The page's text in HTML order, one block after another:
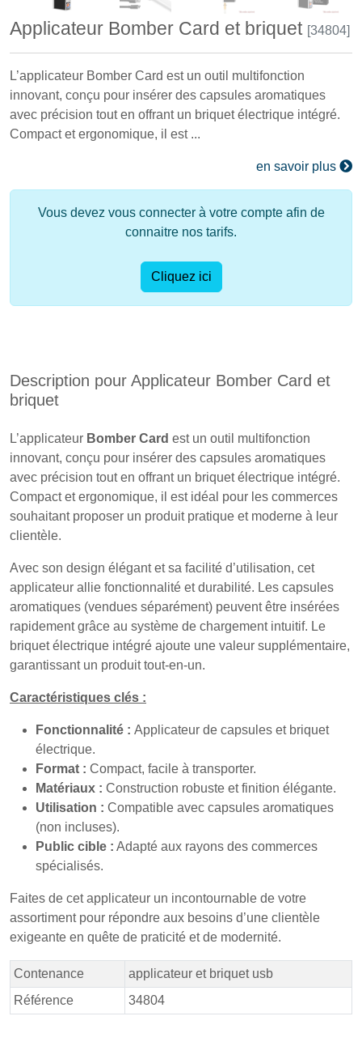
Applicateur Bomber Card et briquet [34804]
L’applicateur Bomber Card est un outil multifonction
innovant, conçu pour insérer des capsules aromatiques
avec précision tout en offrant un briquet électrique intégré.
Compact et ergonomique, il est ...
en savoir plus
Vous devez vous connecter à votre compte afin de
connaitre nos tarifs.
Cliquez ici
Description pour Applicateur Bomber Card et
briquet
L’applicateur Bomber Card est un outil multifonction
innovant, conçu pour insérer des capsules aromatiques
avec précision tout en offrant un briquet électrique intégré.
Compact et ergonomique, il est idéal pour les commerces
souhaitant proposer un produit pratique et moderne à leur
clientèle.
Avec son design élégant et sa facilité d’utilisation, cet
applicateur allie fonctionnalité et durabilité. Les capsules
aromatiques (vendues séparément) peuvent être insérées
rapidement grâce au système de chargement intuitif. Le
briquet électrique intégré ajoute une valeur supplémentaire,
garantissant un produit tout-en-un.
Caractéristiques clés :
Fonctionnalité : Applicateur de capsules et briquet
électrique.
Format : Compact, facile à transporter.
Matériaux : Construction robuste et finition élégante.
Utilisation : Compatible avec capsules aromatiques
(non incluses).
Public cible : Adapté aux rayons des commerces
spécialisés.
Faites de cet applicateur un incontournable de votre
assortiment pour répondre aux besoins d’une clientèle
exigeante en quête de praticité et de modernité.
Contenance
applicateur et briquet usb
Référence
34804